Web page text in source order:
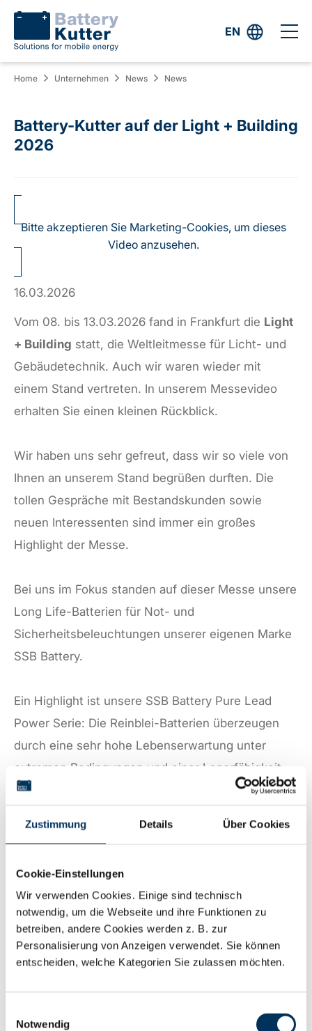
Zustimmung Details Über Cookies
Cookie-Einstellungen
Wir verwenden Cookies. Einige sind technisch
notwendig, um die Webseite und ihre Funktionen zu
betreiben, andere Cookies werden z. B. zur
Personalisierung von Anzeigen verwendet. Sie können
entscheiden, welche Kategorien Sie zulassen möchten.
Notwendig
EN
Home Unternehmen News News
Battery-Kutter auf der Light + Building
2026
Bitte akzeptieren Sie Marketing-Cookies, um dieses
Video anzusehen.
16.03.2026
Vom 08. bis 13.03.2026 fand in Frankfurt die Light
+ Building statt, die Weltleitmesse für Licht- und
Gebäudetechnik. Auch wir waren wieder mit
einem Stand vertreten. In unserem Messevideo
erhalten Sie einen kleinen Rückblick.
Wir haben uns sehr gefreut, dass wir so viele von
Ihnen an unserem Stand begrüßen durften. Die
tollen Gespräche mit Bestandskunden sowie
neuen Interessenten sind immer ein großes
Highlight der Messe.
Bei uns im Fokus standen auf dieser Messe unsere
Long Life-Batterien für Not- und
Sicherheitsbeleuchtungen unserer eigenen Marke
SSB Battery.
Ein Highlight ist unsere SSB Battery Pure Lead
Power Serie: Die Reinblei-Batterien überzeugen
durch eine sehr hohe Lebenserwartung unter
extremen Bedingungen und einer Lagerfähigkeit
von bis zu zwei Jahren. Durch modernste Reinblei-
eine signifikant erhöhte Energiedichte - bei
Korrosion.
Ebenfalls im Mittelpunkt standen unsere LiBrick
UP10 Batteriesysteme. Die modularen USV-
Batteriespeicher auf Basis moderner LFP-